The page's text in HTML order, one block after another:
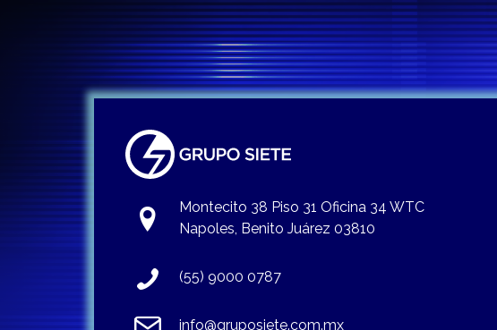
Montecito 38 Piso 31 Oficina 34 WTC
Napoles, Benito Juárez 03810
(55) 9000 0787
info@gruposiete.com.mx